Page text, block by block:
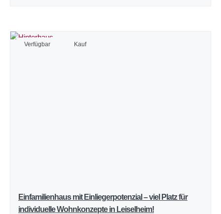
Verfügbar Kauf
Einfamilienhaus mit Einliegerpotenzial – viel Platz für
individuelle Wohnkonzepte in Leiselheim!